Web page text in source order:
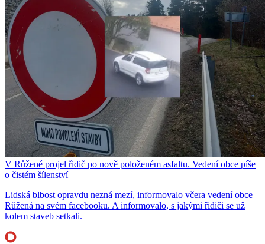
V Růžené projel řidič po nově položeném asfaltu. Vedení obce píše
o čistém šílenství
Lidská blbost opravdu nezná mezí, informovalo včera vedení obce
Růžená na svém facebooku. A informovalo, s jakými řidiči se už
kolem staveb setkali.